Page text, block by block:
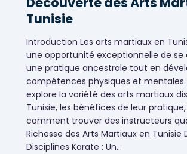
Coaching et formation
Tunisie
Introduction Les arts martiaux en
une opportunité exceptionnelle de
une pratique ancestrale tout en
compétences physiques et
explore la variété des arts martiaux
Tunisie, les bénéfices de leur
comment trouver des instructeurs
Richesse des Arts Martiaux en Tunisie
Disciplines Karate : Un…